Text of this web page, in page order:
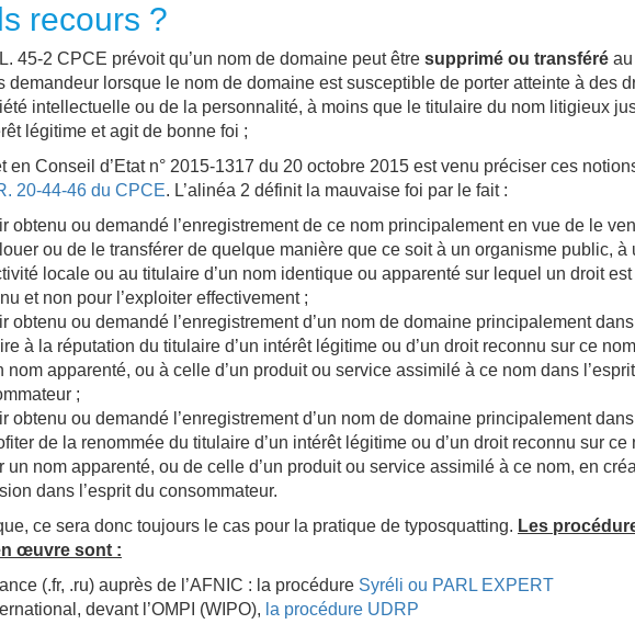
recours ?
L. 45-2 CPCE prévoit qu’un nom de domaine peut être supprimé ou transféréau
demandeur lorsque le nom de domaine est susceptible de porter atteinte à des
intellectuelle ou de la personnalité, à moins que le titulaire du nom litigieux
légitime et agit de bonne foi ;
en Conseil d’Etat n° 2015-1317 du 20 octobre 2015 est venu préciser ces
20-44-46 du CPCE. L’alinéa 2 définit la mauvaise foi par le fait :
obtenu ou demandé l’enregistrement de ce nom principalement en vue de le
ou de le transférer de quelque manière que ce soit à un organisme public, à
locale ou au titulaire d’un nom identique ou apparenté sur lequel un droit est
et non pour l’exploiter effectivement ;
obtenu ou demandé l’enregistrement d’un nom de domaine principalement
à la réputation du titulaire d’un intérêt légitime ou d’un droit reconnu sur ce
nom apparenté, ou à celle d’un produit ou service assimilé à ce nom dans
;
obtenu ou demandé l’enregistrement d’un nom de domaine principalement
de la renommée du titulaire d’un intérêt légitime ou d’un droit reconnu sur ce
un nom apparenté, ou de celle d’un produit ou service assimilé à ce nom, en
dans l’esprit du consommateur.
ce sera donc toujours le cas pour la pratique de typosquatting. Les
œuvre sont :
(.fr, .ru) auprès de l’AFNIC : la procédure Syréli ou PARL EXPERT
devant l’OMPI (WIPO), la procédure UDRP